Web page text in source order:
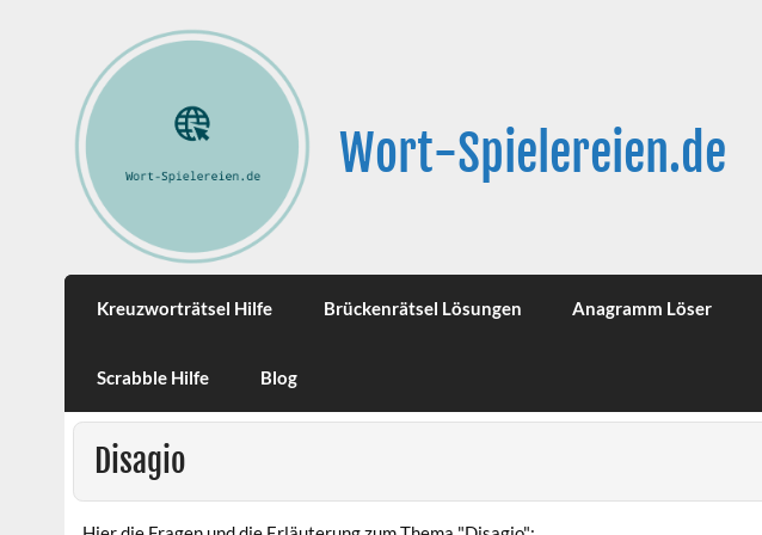
Wort-Spielereien.de
Kreuzworträtsel Hilfe Brückenrätsel Lösungen Anagramm Löser
Scrabble Hilfe Blog
Disagio